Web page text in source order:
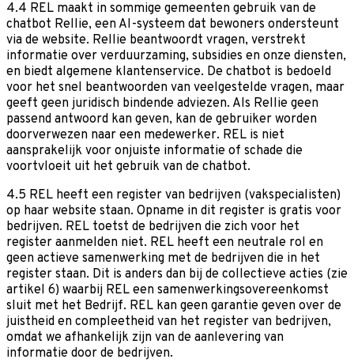
4.4 REL maakt in sommige gemeenten gebruik van de
chatbot Rellie, een AI-systeem dat bewoners ondersteunt
via de website. Rellie beantwoordt vragen, verstrekt
informatie over verduurzaming, subsidies en onze diensten,
en biedt algemene klantenservice. De chatbot is bedoeld
voor het snel beantwoorden van veelgestelde vragen, maar
geeft geen juridisch bindende adviezen. Als Rellie geen
passend antwoord kan geven, kan de gebruiker worden
doorverwezen naar een medewerker. REL is niet
aansprakelijk voor onjuiste informatie of schade die
voortvloeit uit het gebruik van de chatbot.
4.5 REL heeft een register van bedrijven (vakspecialisten)
op haar website staan. Opname in dit register is gratis voor
bedrijven. REL toetst de bedrijven die zich voor het
register aanmelden niet. REL heeft een neutrale rol en
geen actieve samenwerking met de bedrijven die in het
register staan. Dit is anders dan bij de collectieve acties (zie
artikel 6) waarbij REL een samenwerkingsovereenkomst
sluit met het Bedrijf. REL kan geen garantie geven over de
juistheid en compleetheid van het register van bedrijven,
omdat we afhankelijk zijn van de aanlevering van
informatie door de bedrijven.